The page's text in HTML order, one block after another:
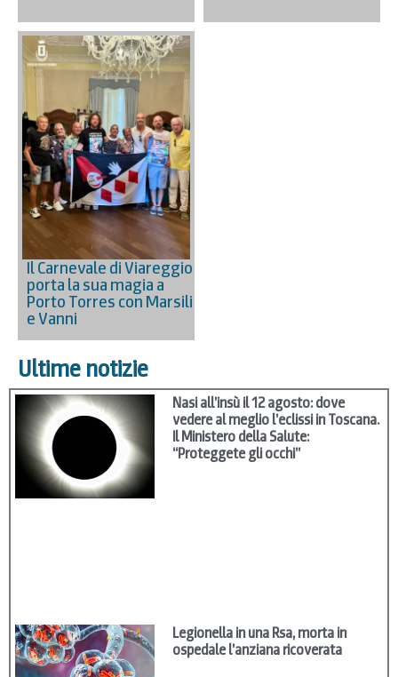
Il Carnevale di Viareggio
porta la sua magia a
Porto Torres con Marsili
e Vanni
Ultime notizie
Nasi all’insù il 12 agosto: dove
vedere al meglio l’eclissi in Toscana.
Il Ministero della Salute:
“Proteggete gli occhi”
Legionella in una Rsa, morta in
ospedale l’anziana ricoverata